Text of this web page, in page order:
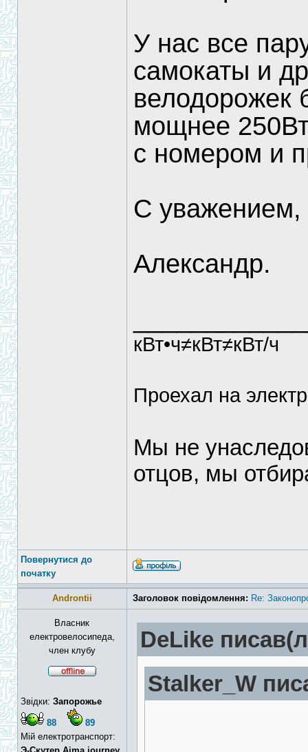
У нас все
самокаты и
велодорожек
мощнее
с номером и
С уважением,
Александр.
кВт•ч≠кВт≠кВт/ч
Проехал на
Мы не
отцов, мы
Повернутися до
початку
Androntii Заголовок повідомлення: Re:
Власник
електровелосипеда,
член клубу
Звідки: Запорожье
88
89
Мій електротранспорт:
DeLike
Stalker_W